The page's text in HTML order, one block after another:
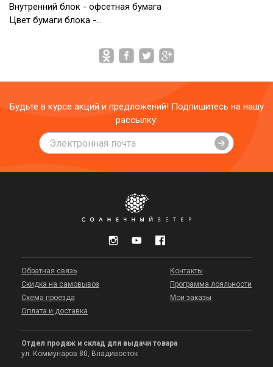
Внутренний блок - офсетная бумага
Цвет бумаги блока -…
Будьте в курсе акций и предложений! Подпишитесь на нашу
рассылку:
Обратная связь
Скидка на самовывоз
Схема проезда
Оплата и доставка
Контакты
Программа лояльности
Мои заказы
Отдел продаж и склад для выдачи товара
ул. Коммунаров 80, Владивосток